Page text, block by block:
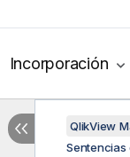
Incorporación
QlikView